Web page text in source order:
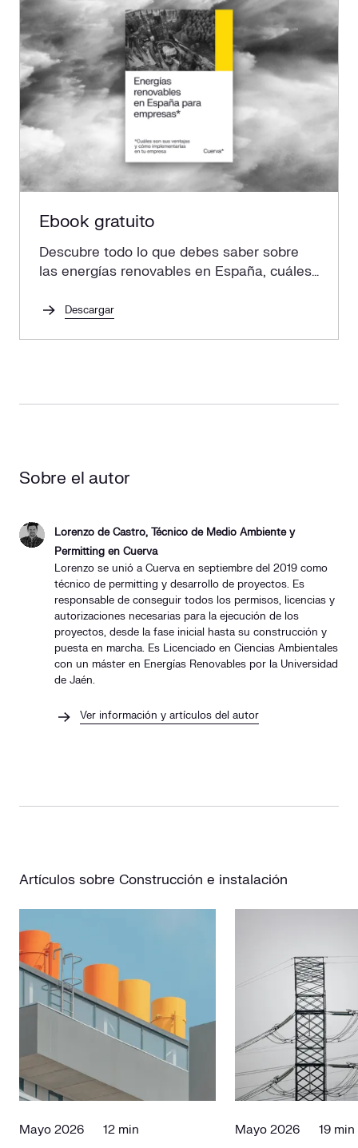
Ebook gratuito
Descubre todo lo que debes saber sobre
las energías renovables en España, cuáles
en tu empresa.
Descargar
Sobre el autor
Lorenzo de Castro, Técnico de Medio Ambiente y
Permitting en Cuerva
Lorenzo se unió a Cuerva en septiembre del 2019 como
técnico de permitting y desarrollo de proyectos. Es
responsable de conseguir todos los permisos, licencias y
autorizaciones necesarias para la ejecución de los
proyectos, desde la fase inicial hasta su construcción y
puesta en marcha. Es Licenciado en Ciencias Ambientales
con un máster en Energías Renovables por la Universidad
de Jaén.
Ver información y artículos del autor
Artículos sobre Construcción e instalación
Mayo 2026 12 min Mayo 2026 19 min